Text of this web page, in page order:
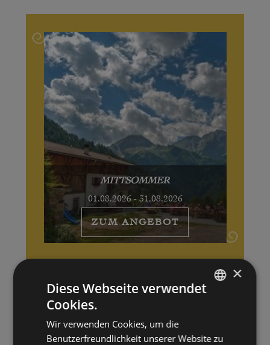
MITTSOMMER
01.08.2026 - 31.08.2026
ZUM ANGEBOT
×
Diese Webseite verwendet
Cookies.
Wir verwenden Cookies, um die
Benutzerfreundlichkeit unserer Website zu